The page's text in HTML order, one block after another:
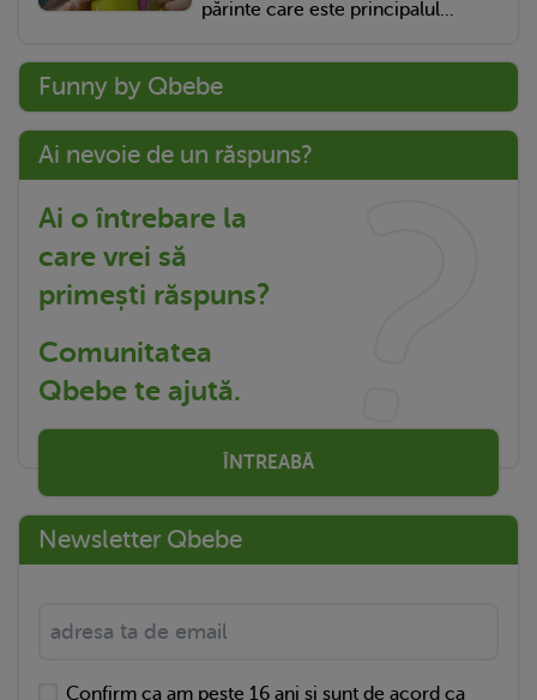
părinte care este principalul...
Funny by Qbebe
Ai nevoie de un răspuns?
Ai o întrebare la
care vrei să
primești răspuns?
Comunitatea
Qbebe te ajută.
ÎNTREABĂ
Newsletter Qbebe
Confirm ca am peste 16 ani si sunt de acord ca